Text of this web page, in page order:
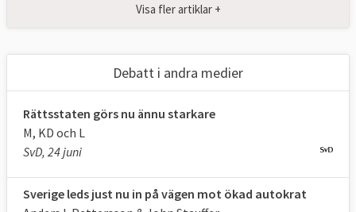
• Lagenlighet, som förutsätter att lagarna
demokratisk och pluralistisk process
• Rättssäkerhet
befogenheter
• Oberoende och opartiska domstolar
för grundläggande rättigheter
Visa fler artiklar +
Debatt i andra medier
Rättsstaten görs nu ännu starkare
M, KD och L
SvD, 24 juni
Sverige leds just nu in på vägen mot ökad autokrat